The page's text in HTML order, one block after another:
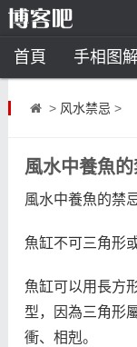
首頁 手相图
风水开运 助
> 风水禁忌 >
風水中養魚
風水中養魚的禁
魚缸不可三角形
魚缸可以用長方
型，因為三角形
衝、相剋。